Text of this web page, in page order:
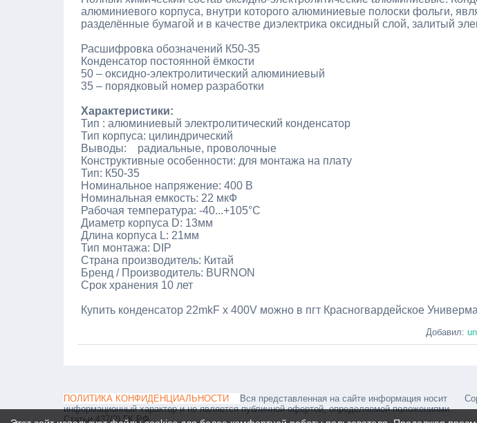
алюминиевого корпуса, внутри которого алюминиевые полоски фольги,
разделённые бумагой и в качестве диэлектрика оксидный слой, залитый
Расшифровка обозначений К50-35
Конденсатор постоянной ёмкости
50 – оксидно-электролитический алюминиевый
35 – порядковый номер разработки
Характеристики:
Тип : алюминиевый электролитический конденсатор
Тип корпуса: цилиндрический
Выводы: радиальные, проволочные
Конструктивные особенности: для монтажа на плату
Тип: К50-35
Номинальное напряжение: 400 В
Номинальная емкость: 22 мкФ
Рабочая температура: -40...+105°C
Диаметр корпуса D: 13мм
Длина корпуса L: 21мм
Тип монтажа: DIP
Страна производитель: Китай
Бренд / Производитель: BURNON
Срок хранения 10 лет
Купить конденсатор 22mkF x 400V можно в пгт Красногвардейское
Добавил:
ПОЛИТИКА КОНФИДЕНЦИАЛЬНОСТИ
Вся представленная на сайте информация носит
информационный характер и не является публичной офертой, определяемой положениями
Статьи 437(2) ГК РФ.